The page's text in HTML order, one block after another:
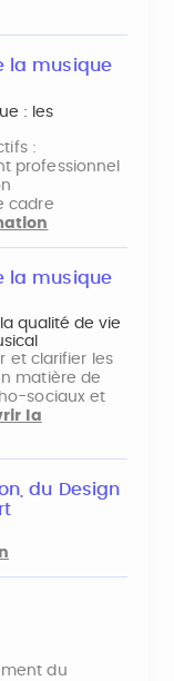
la musique
: les
:
professionnel
cadre
la musique
qualité de vie
et clarifier les
matière de
sociaux et
la
du Design
du